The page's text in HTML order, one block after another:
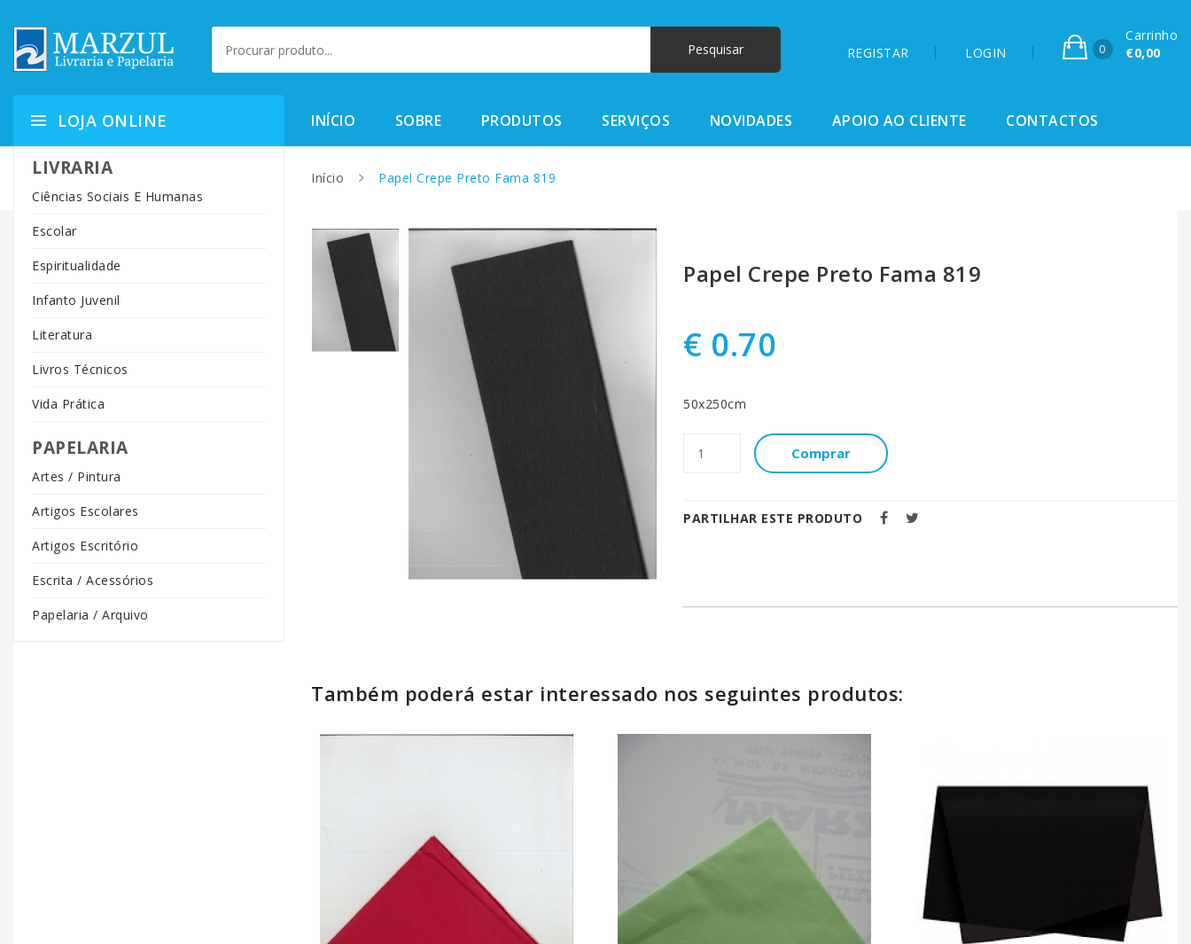
REGISTAR LOGIN 0
Carrinho
€0,00
LOJA ONLINE
LIVRARIA
Ciências Sociais E Humanas
Escolar
Espiritualidade
Infanto Juvenil
Literatura
Livros Técnicos
Vida Prática
PAPELARIA
Artes / Pintura
Artigos Escolares
Artigos Escritório
Escrita / Acessórios
Papelaria / Arquivo
INÍCIO SOBRE PRODUTOS SERVIÇOS NOVIDADES APOIO AO CLIENTE CONTACTOS
Início Papel Crepe Preto Fama 819
Papel Crepe Preto Fama 819
€ 0.70
50x250cm
Comprar
PARTILHAR ESTE PRODUTO
Também poderá estar interessado nos seguintes produtos: